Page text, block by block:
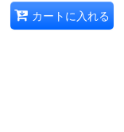
カートに入れる